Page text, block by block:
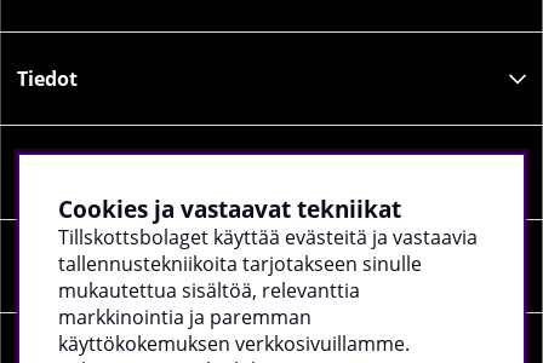
Tiedot
Yrityksen tiedot
Cookies ja vastaavat tekniikat
Tillskottsbolaget käyttää evästeitä ja vastaavia
tallennustekniikoita tarjotakseen sinulle
mukautettua sisältöä, relevanttia
markkinointia ja paremman
käyttökokemuksen verkkosivuillamme.